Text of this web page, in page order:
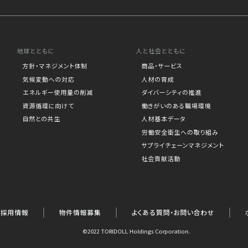
地球とともに
方針・マネジメント体制
気候変動への対応
エネルギー使用量の削減
資源循環に向けて
自然との共生
人と社会とともに
商品・サービス
人材の育成
ダイバーシティの推進
働きがいのある職場環境
人材基本データ
労働安全衛生への取り組み
サプライチェーンマネジメント
社会貢献活動
採用情報 物件情報募集 よくある質問・お問い合わせ
©2022 TORIDOLL Holdings Corporation.